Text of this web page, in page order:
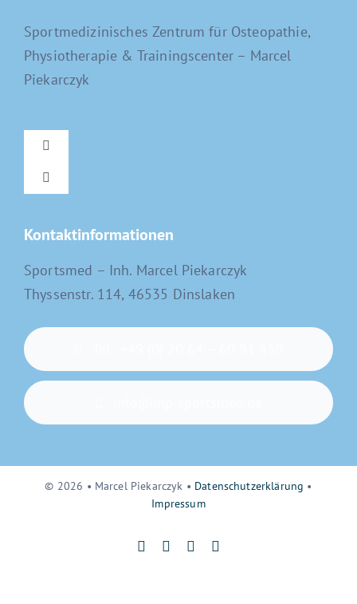
Sportmedizinisches Zentrum für Osteopathie,
Physiotherapie & Trainingscenter – Marcel
Piekarczyk
Toggle
Navigation
Osteopathie
Physiotherapie
Toggle
Kontaktinformationen
Sportsmed – Inh. Marcel Piekarczyk
Thyssenstr. 114, 46535 Dinslaken
© 2026 • Marcel Piekarczyk • Datenschutzerklärung •
Impressum